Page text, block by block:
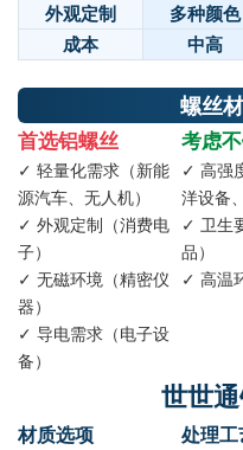
外观定制 多种颜色
成本 中高
螺丝
首选铝螺丝
✓ 轻量化需求（新能
源汽车、无人机）
✓ 外观定制（消费电
子）
✓ 无磁环境（精密仪
器）
✓ 导电需求（电子设
备）
考虑
✓ 高强
洋设备
✓ 卫生
品）
✓ 高温
世世
材质选项 处理工